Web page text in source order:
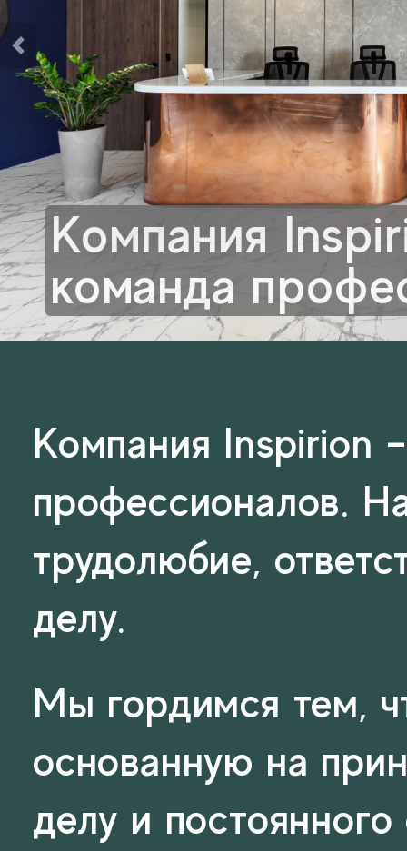
Компания
команда
Компания Inspirion
профессионалов.
трудолюбие,
делу.
Мы гордимся тем,
основанную на
делу и